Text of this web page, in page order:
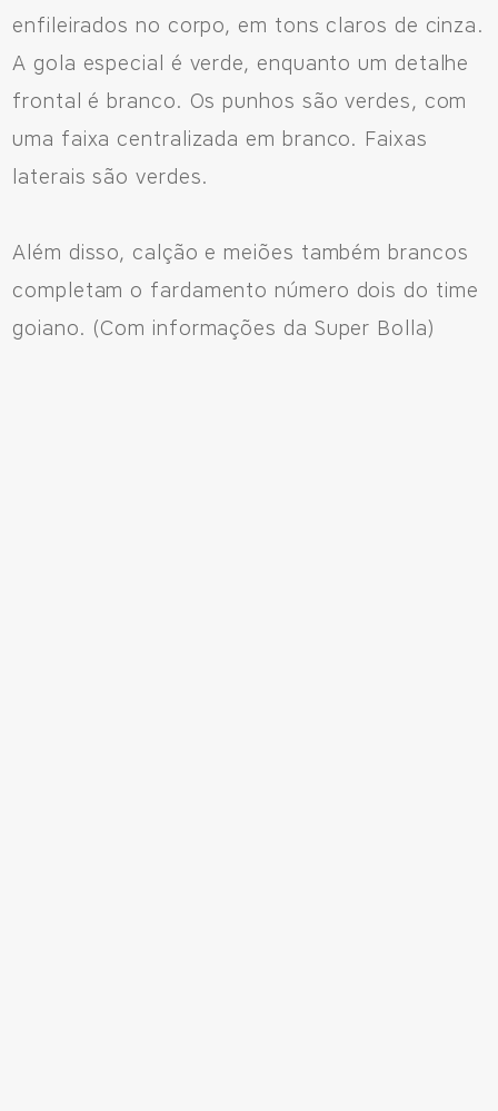
enfileirados no corpo, em tons claros de cinza.
A gola especial é verde, enquanto um detalhe
frontal é branco. Os punhos são verdes, com
uma faixa centralizada em branco. Faixas
laterais são verdes.
Além disso, calção e meiões também brancos
completam o fardamento número dois do time
goiano. (Com informações da Super Bolla)